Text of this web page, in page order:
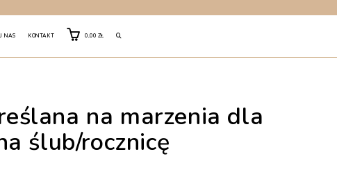
NAS KONTAKT 0,00ZŁ TOGGLE
SEARCH
na marzenia dla
ślub/rocznicę